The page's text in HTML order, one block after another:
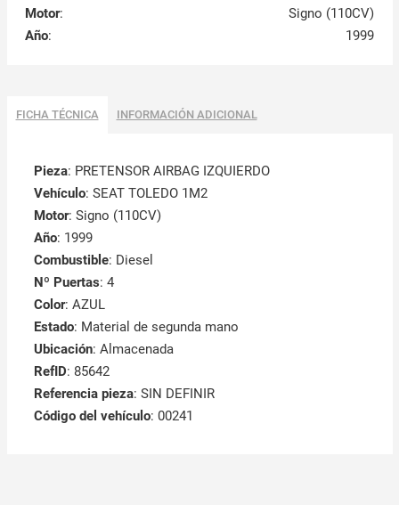
Motor:
Signo (110CV)
Año: 1999
FICHA TÉCNICA INFORMACIÓN ADICIONAL
Pieza: PRETENSOR AIRBAG IZQUIERDO
Vehículo: SEAT TOLEDO 1M2
Motor: Signo (110CV)
Año: 1999
Combustible: Diesel
Nº Puertas: 4
Color: AZUL
Estado: Material de segunda mano
Ubicación: Almacenada
RefID: 85642
Referencia pieza: SIN DEFINIR
Código del vehículo: 00241